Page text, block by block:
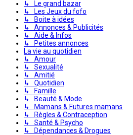
↳ Le grand bazar
↳ Les Jeux du fofo
↳ Boite à idées
↳ Annonces & Publicités
↳ Aide & Infos
↳ Petites annonces
La vie au quotidien
↳ Amour
↳ Sexualité
↳ Amitié
↳ Quotidien
↳ Famille
↳ Beauté & Mode
↳ Mamans & Futures mamans
↳ Règles & Contraception
↳ Santé & Psycho
↳ Dépendances & Drogues